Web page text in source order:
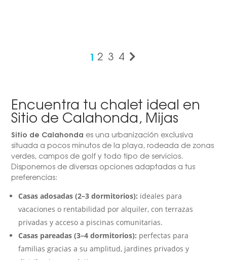
1 2 3 4
Encuentra tu chalet ideal en
Sitio de Calahonda, Mijas
Sitio de Calahonda es una urbanización exclusiva
situada a pocos minutos de la playa, rodeada de zonas
verdes, campos de golf y todo tipo de servicios.
Disponemos de diversas opciones adaptadas a tus
preferencias:
Casas adosadas (2–3 dormitorios): ideales para
vacaciones o rentabilidad por alquiler, con terrazas
privadas y acceso a piscinas comunitarias.
Casas pareadas (3–4 dormitorios): perfectas para
familias gracias a su amplitud, jardines privados y